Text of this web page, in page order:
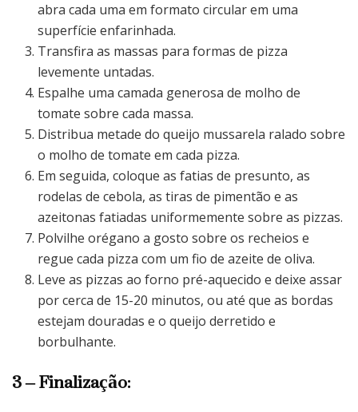
abra cada uma em formato circular em uma
superfície enfarinhada.
Transfira as massas para formas de pizza
levemente untadas.
Espalhe uma camada generosa de molho de
tomate sobre cada massa.
Distribua metade do queijo mussarela ralado sobre
o molho de tomate em cada pizza.
Em seguida, coloque as fatias de presunto, as
rodelas de cebola, as tiras de pimentão e as
azeitonas fatiadas uniformemente sobre as pizzas.
Polvilhe orégano a gosto sobre os recheios e
regue cada pizza com um fio de azeite de oliva.
Leve as pizzas ao forno pré-aquecido e deixe assar
por cerca de 15-20 minutos, ou até que as bordas
estejam douradas e o queijo derretido e
borbulhante.
3 – Finalização: